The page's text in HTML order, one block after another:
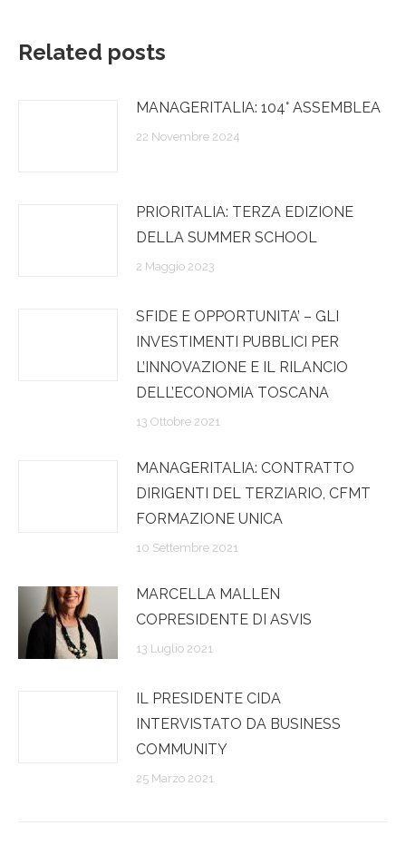
Related posts
MANAGERITALIA: 104° ASSEMBLEA
22 Novembre 2024
PRIORITALIA: TERZA EDIZIONE
DELLA SUMMER SCHOOL
2 Maggio 2023
SFIDE E OPPORTUNITA’ – GLI
INVESTIMENTI PUBBLICI PER
L’INNOVAZIONE E IL RILANCIO
DELL’ECONOMIA TOSCANA
13 Ottobre 2021
MANAGERITALIA: CONTRATTO
DIRIGENTI DEL TERZIARIO, CFMT
FORMAZIONE UNICA
10 Settembre 2021
MARCELLA MALLEN
COPRESIDENTE DI ASVIS
13 Luglio 2021
IL PRESIDENTE CIDA
INTERVISTATO DA BUSINESS
COMMUNITY
25 Marzo 2021